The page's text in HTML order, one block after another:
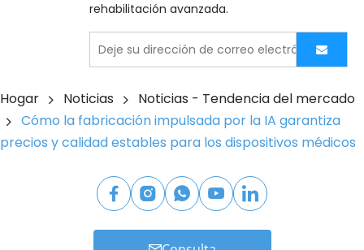
rehabilitación avanzada.
Hogar Noticias
Noticias - Tendencia del mercado
Cómo la fabricación impulsada por la IA garantiza
precios y calidad estables para los dispositivos médicos